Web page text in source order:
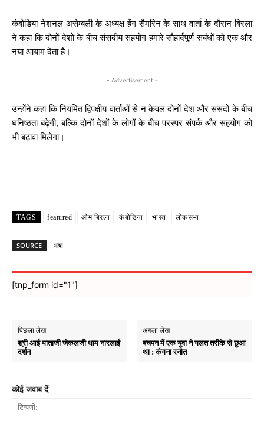
कंबोडिया नेशनल असेम्बली के अध्यक्ष हेंग सैमरिन के साथ वार्ता के दौरान बिरला
ने कहा कि दोनों देशों के बीच संसदीय सहयोग हमारे सौहार्दपूर्ण संबंधों को एक और
नया आयाम देता है।
- Advertisement -
उन्होंने कहा कि नियमित द्विपक्षीय वार्ताओं से न केवल दोनों देश और संसदों के बीच
घनिष्ठता बढ़ेगी, बल्कि दोनों देशों के लोगों के बीच परस्पर संपर्क और सहयोग को
भी बढ़ावा मिलेगा।
TAGS featured ओम बिरला कंबोडिया भारत लोकसभा
SOURCE भाषा
[tnp_form id="1"]
पिछला लेख
श्री आई माताजी जेकलजी धाम नारलाई
दर्शन
अगला लेख
बचपन में एक युवा ने गलत तरीके से छुआ
था : कंगना रनौत
कोई जवाब दें